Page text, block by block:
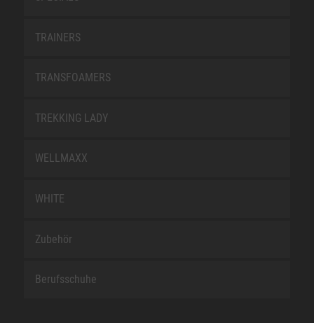
TRAINERS
TRANSFOAMERS
TREKKING LADY
WELLMAXX
WHITE
Zubehör
Berufsschuhe